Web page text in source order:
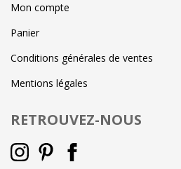
Mon compte
Panier
Conditions générales de ventes
Mentions légales
RETROUVEZ-NOUS